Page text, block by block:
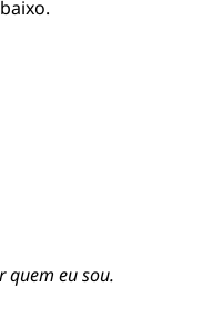
quem eu sou.